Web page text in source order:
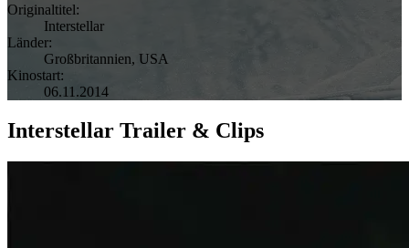
Originaltitel:
Interstellar
Länder:
Großbritannien, USA
Kinostart:
06.11.2014
Interstellar Trailer & Clips